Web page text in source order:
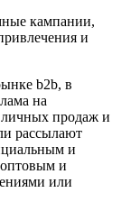
кампании,
и
b2b, в
на
продаж и
рассылают
и
и
или